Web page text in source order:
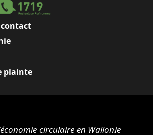
plainte
circulaire en Wallonie